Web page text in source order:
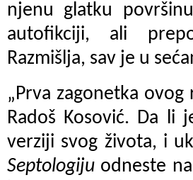
njenu glatku
autofikciji, ali
Razmišlja, sav je u
„Prva zagonetka
Radoš Kosović. Da
verziji svog života, i
Septologiju odneste